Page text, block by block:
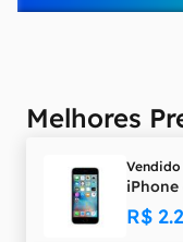
Melhores
iPhone
R$